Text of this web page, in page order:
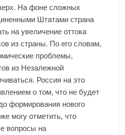
На фоне сложных
Штатами страна
на увеличение оттока
из страны. По его словам,
проблемы,
из Незалежной
Россия на это
о том, что не будет
формирования нового
могу отметить, что
вопросы на